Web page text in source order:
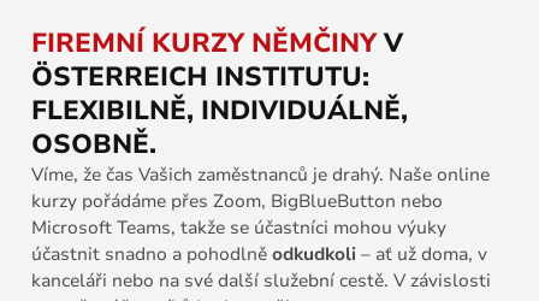
FIREMNÍ KURZY NĚMČINYV
ÖSTERREICH INSTITUTU:
FLEXIBILNĚ, INDIVIDUÁLNĚ,
OSOBNĚ.
Víme, že čas Vašich zaměstnanců je drahý. Naše online
kurzy pořádáme přes Zoom, BigBlueButton nebo
Microsoft Teams, takže se účastníci mohou výuky
účastnit snadno a pohodlně odkudkoli – ať už doma, v
kanceláři nebo na své další služební cestě. V závislosti